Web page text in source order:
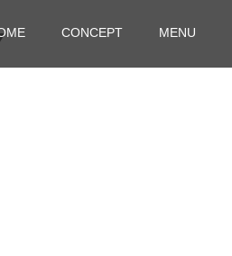
CONCEPT MENU